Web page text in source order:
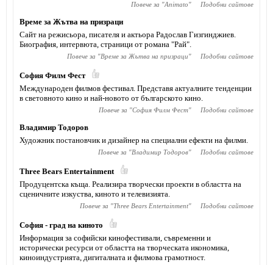
Повече за "Animato" Подобни сайтове
Време за Жътва на призраци
Сайт на режисьора, писателя и актьора Радослав Гизгинджиев‎.
Биография, интервюта, страници от романа "Рай".
Повече за "Време за Жътва на призраци" Подобни сайтове
София Филм Фест
Международен филмов фестивал. Представя актуалните тенденции
в световното кино и най-новото от българското кино.
Повече за "София Филм Фест" Подобни сайтове
Владимир Тодоров
Художник постановчик и дизайнер на специални ефекти на филми.
Повече за "Владимир Тодоров" Подобни сайтове
Тhree Bears Entertainment
Продуцентска къща. Реализира творчески проекти в областта на
сценичните изкуства, киното и телевизията.
Повече за "Тhree Bears Entertainment" Подобни сайтове
София - град на киното
Информация за софийски кинофестивали, съвременни и
исторически ресурси от областта на творческата икономика,
киноиндустрията, дигиталната и филмова грамотност.